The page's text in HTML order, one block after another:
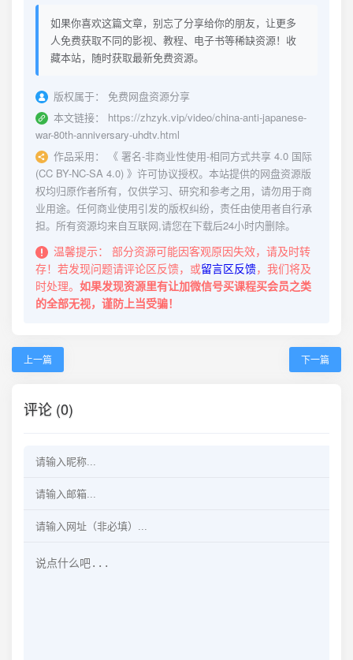
如果你喜欢这篇文章，别忘了分享给你的朋友，让更多
人免费获取不同的影视、教程、电子书等稀缺资源！收
藏本站，随时获取最新免费资源。
版权属于：
免费网盘资源分享
本文链接：
https://zhzyk.vip/video/china-anti-japanese-
war-80th-anniversary-uhdtv.html
作品采用：
《 署名-非商业性使用-相同方式共享 4.0 国际
(CC BY-NC-SA 4.0) 》许可协议授权。本站提供的网盘资源版
权均归原作者所有，仅供学习、研究和参考之用，请勿用于商
业用途。任何商业使用引发的版权纠纷，责任由使用者自行承
担。所有资源均来自互联网,请您在下载后24小时内删除。
温馨提示：
部分资源可能因客观原因失效，请及时转
存！若发现问题请评论区反馈，或留言区反馈，我们将及
时处理。 如果发现资源里有让加微信号买课程买会员之类
的全部无视，谨防上当受骗！
上一篇 下一篇
评论 (0)